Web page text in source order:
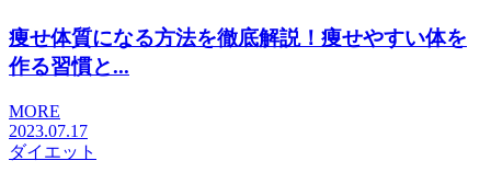
痩せ体質になる方法を徹底解説！痩せやすい体を
作る習慣と...
MORE
2023.07.17
ダイエット